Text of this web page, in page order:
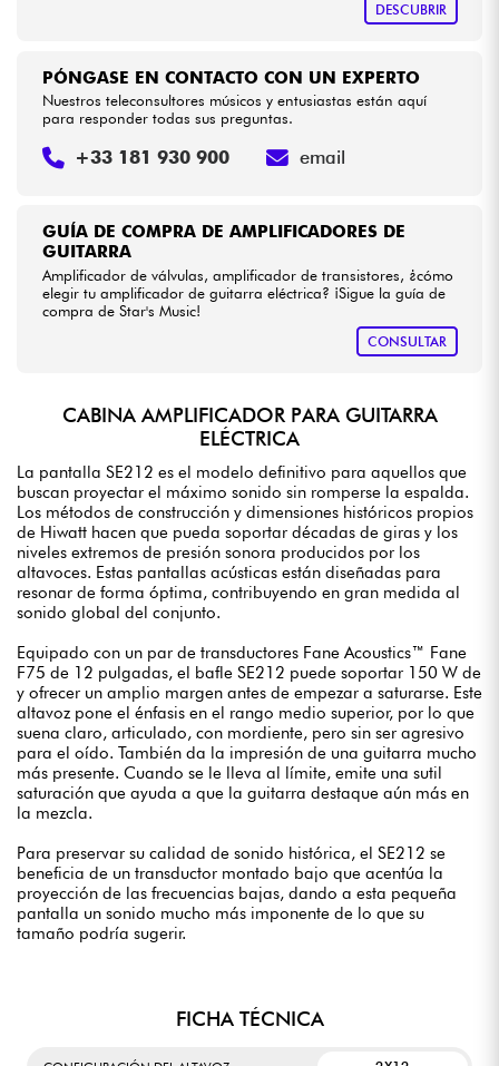
DESCUBRIR
GUÍA DE COMPRA DE AMPLIFICADORES DE
GUITARRA
Amplificador de válvulas, amplificador de transistores, ¿cómo
elegir tu amplificador de guitarra eléctrica? ¡Sigue la guía de
compra de Star's Music!
CONSULTAR
PÓNGASE EN CONTACTO CON UN EXPERTO
Nuestros teleconsultores músicos y entusiastas están aquí
para responder todas sus preguntas.
+33 181 930 900 email
CABINA AMPLIFICADOR PARA GUITARRA
ELÉCTRICA
La pantalla SE212 es el modelo definitivo para aquellos que
buscan proyectar el máximo sonido sin romperse la espalda.
Los métodos de construcción y dimensiones históricos propios
de Hiwatt hacen que pueda soportar décadas de giras y los
niveles extremos de presión sonora producidos por los
altavoces. Estas pantallas acústicas están diseñadas para
resonar de forma óptima, contribuyendo en gran medida al
sonido global del conjunto.
Equipado con un par de transductores Fane Acoustics™ Fane
F75 de 12 pulgadas, el bafle SE212 puede soportar 150 W de
y ofrecer un amplio margen antes de empezar a saturarse. Este
altavoz pone el énfasis en el rango medio superior, por lo que
suena claro, articulado, con mordiente, pero sin ser agresivo
para el oído. También da la impresión de una guitarra mucho
más presente. Cuando se le lleva al límite, emite una sutil
saturación que ayuda a que la guitarra destaque aún más en
la mezcla.
Para preservar su calidad de sonido histórica, el SE212 se
beneficia de un transductor montado bajo que acentúa la
proyección de las frecuencias bajas, dando a esta pequeña
pantalla un sonido mucho más imponente de lo que su
tamaño podría sugerir.
FICHA TÉCNICA